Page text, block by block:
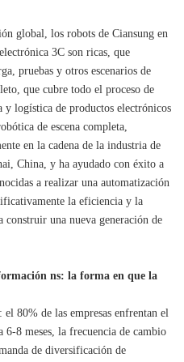
global, los robots de Ciansung en
3C son ricas, que
pruebas y otros escenarios de
que cubre todo el proceso de
y logística de productos electrónicos
de escena completa,
en la cadena de la industria de
China, y ha ayudado con éxito a
a realizar una automatización
la eficiencia y la
una nueva generación de
ns: la forma en que la
80% de las empresas enfrentan el
8 meses, la frecuencia de cambio
de diversificación de